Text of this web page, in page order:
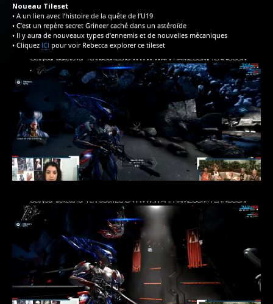
Noueau Tileset
• A un lien avec l’histoire de la quête de l’U19
• C’est un repère secret Grineer caché dans un astéroïde
• Il y aura de nouveaux types d’ennemis et de nouvelles mécaniques
• Cliquez ICI pour voir Rebecca explorer ce tileset